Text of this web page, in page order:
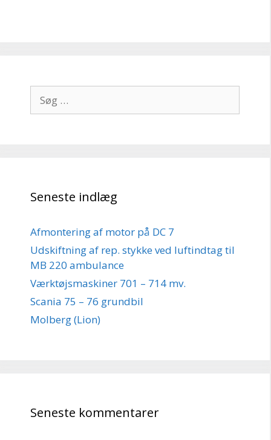
efter:
Seneste indlæg
Afmontering af motor på DC 7
Udskiftning af rep. stykke ved luftindtag til
MB 220 ambulance
Værktøjsmaskiner 701 – 714 mv.
Scania 75 – 76 grundbil
Molberg (Lion)
Seneste kommentarer